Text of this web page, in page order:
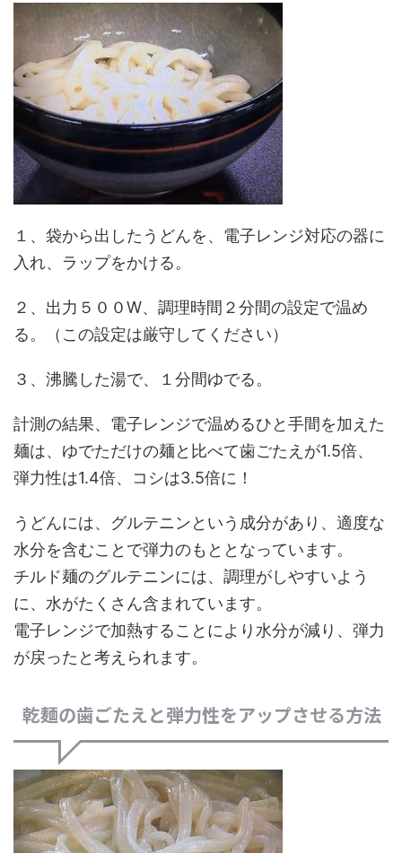
１、袋から出したうどんを、電子レンジ対応の器に
入れ、ラップをかける。
２、出力５００W、調理時間２分間の設定で温め
る。（この設定は厳守してください）
３、沸騰した湯で、１分間ゆでる。
計測の結果、電子レンジで温めるひと手間を加えた
麺は、ゆでただけの麺と比べて歯ごたえが1.5倍、
弾力性は1.4倍、コシは3.5倍に！
うどんには、グルテニンという成分があり、適度な
水分を含むことで弾力のもととなっています。
チルド麺のグルテニンには、調理がしやすいよう
に、水がたくさん含まれています。
電子レンジで加熱することにより水分が減り、弾力
が戻ったと考えられます。
乾麺の歯ごたえと弾力性をアップさせる方法